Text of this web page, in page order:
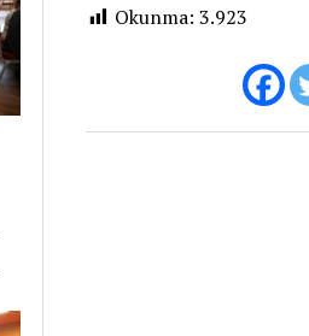
Okunma: 3.923